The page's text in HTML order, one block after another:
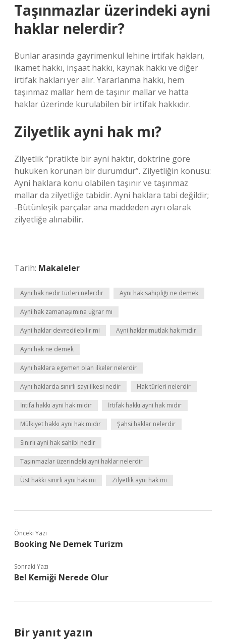
Taşınmazlar üzerindeki ayni
haklar nelerdir?
Bunlar arasında gayrimenkul lehine irtifak hakları,
ikamet hakkı, inşaat hakkı, kaynak hakkı ve diğer
irtifak hakları yer alır. Yararlanma hakkı, hem
taşınmaz mallar hem de taşınır mallar ve hatta
haklar üzerinde kurulabilen bir irtifak hakkıdır.
Zilyetlik ayni hak mı?
Zilyetlik “pratikte bir ayni haktır, doktrine göre
hukuken korunan bir durumdur”. Zilyetliğin konusu:
Ayni haklara konu olabilen taşınır ve taşınmaz
mallar da zilyetliğe tabidir. Ayni haklara tabi değildir;
-Bütünleşik parçalar ana maddeden ayrı olarak
zilyetliğe alınabilir.
Tarih: Makaleler
Ayni hak nedir türleri nelerdir Ayni hak sahipliği ne demek
Ayni hak zamanaşımına uğrar mı
Ayni haklar devredilebilir mi Ayni haklar mutlak hak mıdır
Aynı hak ne demek
Aynı haklara egemen olan ilkeler nelerdir
Aynı haklarda sınırlı sayı ilkesi nedir Hak türleri nelerdir
İntifa hakkı ayni hak mıdır İrtifak hakkı ayni hak mıdır
Mülkiyet hakkı ayni hak mıdır Şahsi haklar nelerdir
Sınırlı ayni hak sahibi nedir
Taşınmazlar üzerindeki ayni haklar nelerdir
Üst hakkı sınırlı ayni hak mı Zilyetlik ayni hak mı
Önceki Yazı
Booking Ne Demek Turizm
Sonraki Yazı
Bel Kemiği Nerede Olur
Bir yanıt yazın